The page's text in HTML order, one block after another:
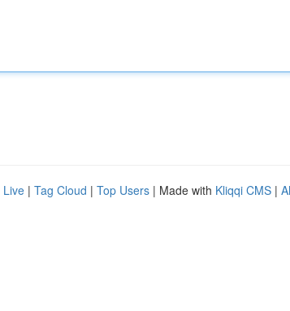
Live | Tag Cloud | Top Users | Made with Kliqqi CMS |